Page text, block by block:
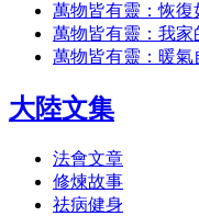
萬物皆有靈：恢復
萬物皆有靈：我家
萬物皆有靈：暖氣
大陸文集
法會文章
修煉故事
祛病健身